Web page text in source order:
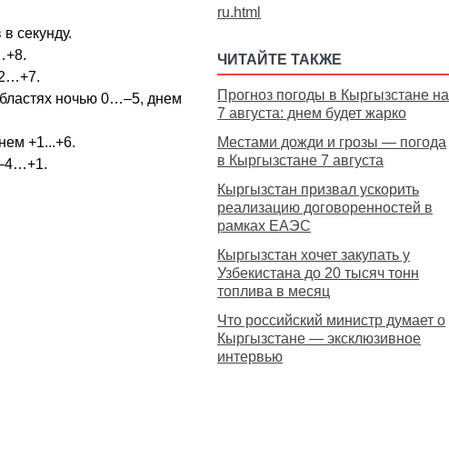
секунду.
ночью 0…–5, днем
+1...+6.
ru.html
ЧИТАЙТЕ ТАКЖЕ
Прогноз погоды в Кыргызстане на
7 августа: днем будет жарко
Местами дожди и грозы — погода
в Кыргызстане 7 августа
Кыргызстан призвал ускорить
реализацию договоренностей в
рамках ЕАЭС
Кыргызстан хочет закупать у
Узбекистана до 20 тысяч тонн
топлива в месяц
Что российский министр думает о
Кыргызстане — эксклюзивное
интервью